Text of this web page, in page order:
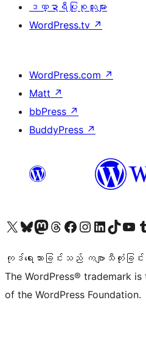
ဒဏ္ဍာရီပြုစုသူများ
WordPress.tv ↗
WordPress.com ↗
Matt ↗
bbPress ↗
BuddyPress ↗
ကျွန်ုပ်တို့၏ X (ယခင် Twitter) အကောင့်သို့ သွားရောက်ကြည့်ရှုပါကျွန်ုပ်တို့၏ Bluesky အကောင့်သို့ ဝင်ရောက်ကြည့်ရှုရန်
ကျွန်ုပ်တို့၏ Mastodon အကောင့်သို့ သွားရောက်ကြည့်ရှုပါကျွန်ုပ်တို့၏ Threads အကောင့်သို့ ဝင်ရောက်ကြည့်ရှုရန်
ကျွန်ုပ်တို့၏ Facebook စာမျက်နှာသို့ သွားရောက်ကြည့်ရှုပါကျွန်ုပ်တို့၏ Instagram အကောင့်သို့ သွားရောက်ကြည့်ရှုပါ ကျွန်ုပ်တို့၏ LinkedIn အကောင့်သို့ သွားရောက်ကြည့်ရှုပါကျွန်ုပ်တို့၏ TikTok အကောင့်သို့ ဝင်ရောက်ကြည့်ရှုရန်
ကျွန်ုပ်တို့၏ YouTube ချန်နယ်သို့ သွားရောက်ကြည့်ရှုပါ ကျွန်ုပ်တို့၏
ကုဒ်ရေးသားခြင်းသည် ကဗျာသီကုံးခ
The WordPress® trademark
of the WordPress Foundation.